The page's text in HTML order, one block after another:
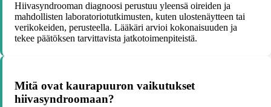
Hiivasyndrooman diagnoosi perustuu yleensä oireiden ja
mahdollisten laboratoriotutkimusten, kuten ulostenäytteen tai
verikokeiden, perusteella. Lääkäri arvioi kokonaisuuden ja
tekee päätöksen tarvittavista jatkotoimenpiteistä.
Mitä ovat kaurapuuron vaikutukset
hiivasyndroomaan?